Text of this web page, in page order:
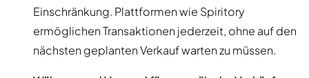
Einschränkung. Plattformen wie Spiritory
ermöglichen Transaktionen jederzeit, ohne auf den
nächsten geplanten Verkauf warten zu müssen.